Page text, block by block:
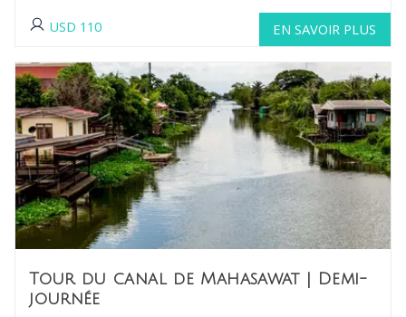
USD 110 EN SAVOIR PLUS
Tour du canal de Mahasawat| Demi-
journée